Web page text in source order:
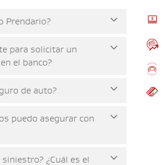
Prendario?
para solicitar un
el banco?
de auto?
puedo asegurar con
¿Cuál es el



